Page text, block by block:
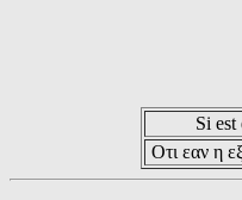
Si
Οτι εαν η